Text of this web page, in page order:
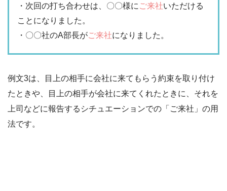
・次回の打ち合わせは、〇〇様にご来社いただける
ことになりました。
・〇〇社のA部長がご来社になりました。
例文3は、目上の相手に会社に来てもらう約束を取り付け
たときや、目上の相手が会社に来てくれたときに、それを
上司などに報告するシチュエーションでの「ご来社」の用
法です。